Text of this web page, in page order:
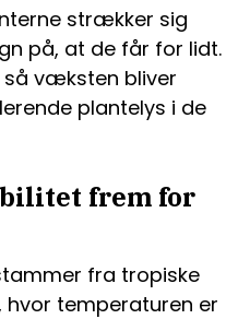
strækker sig
på, at de får for lidt.
væksten bliver
plantelys i de
frem for
fra tropiske
hvor temperaturen er